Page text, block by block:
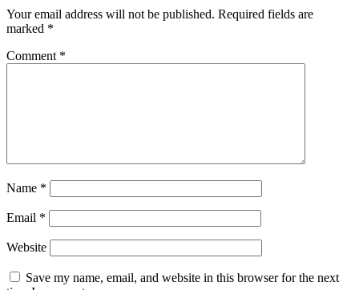
Your email address will not be published. Required fields are
marked *
Comment *
Name *
Email *
Website
Save my name, email, and website in this browser for the next